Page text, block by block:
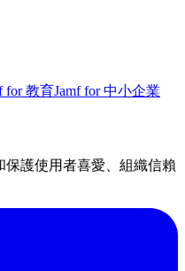
for 教育Jamf for 中小企業
保護使用者喜愛、組織信賴